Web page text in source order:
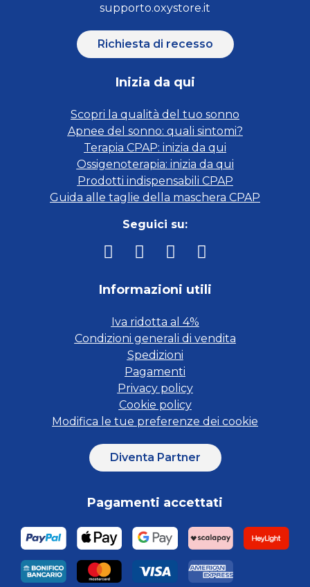
supporto.oxystore.it
Richiesta di recesso
Inizia da qui
Scopri la qualità del tuo sonno
Apnee del sonno: quali sintomi?
Terapia CPAP: inizia da qui
Ossigenoterapia: inizia da qui
Prodotti indispensabili CPAP
Guida alle taglie della maschera CPAP
Seguici su:
Informazioni utili
Iva ridotta al 4%
Condizioni generali di vendita
Spedizioni
Pagamenti
Privacy policy
Cookie policy
Modifica le tue preferenze dei cookie
Diventa Partner
Pagamenti accettati